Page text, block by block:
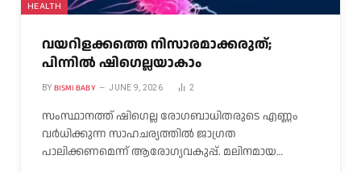
HEALTH
വയറിളക്കത്തെ നിസാരമാക്കരുത്;
പിന്നിൽ ഷിഗെല്ലയാകാം
BY BISMI BABY JUNE 9, 2026 2
സംസ്ഥാനത്ത് ഷിഗെല്ല രോഗബാധിതരുടെ എണ്ണം
വർധിക്കുന്ന സാഹചര്യത്തിൽ ജാഗ്രത
പാലിക്കണമെന്ന് ആരോഗ്യവകുപ്പ്. മലിനമായ…